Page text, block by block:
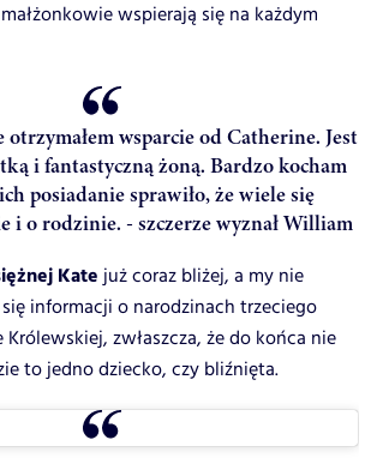
wspierają się na każdym
otrzymałem wsparcie od Catherine. Jest
i fantastyczną żoną. Bardzo kocham
posiadanie sprawiło, że wiele się
i o rodzinie. - szczerze wyznał William
Katejuż coraz bliżej, a my nie
informacji o narodzinach trzeciego
zwłaszcza, że do końca nie
to jedno dziecko, czy bliźnięta.